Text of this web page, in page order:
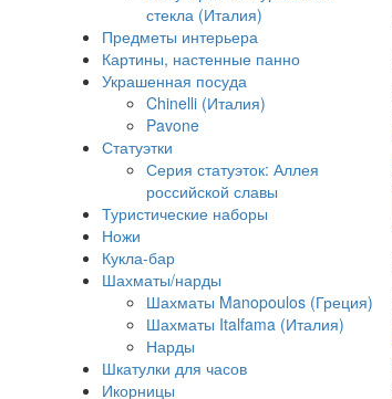
стекла (Италия)
Предметы интерьера
Картины, настенные панно
Украшенная посуда
Chinelli (Италия)
Pavone
Статуэтки
Серия статуэток: Аллея
российской славы
Туристические наборы
Ножи
Кукла-бар
Шахматы/нарды
Шахматы Manopoulos (Греция)
Шахматы Italfama (Италия)
Нарды
Шкатулки для часов
Икорницы